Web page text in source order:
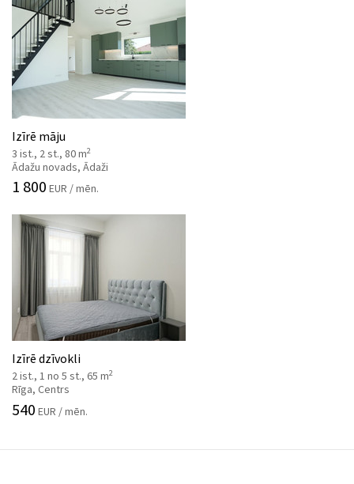
Izīrē māju
3 ist., 2 st., 80 m2
Ādažu novads, Ādaži
1 800 EUR / mēn.
Izīrē dzīvokli
2 ist., 1 no 5 st., 65 m2
Rīga, Centrs
540 EUR / mēn.